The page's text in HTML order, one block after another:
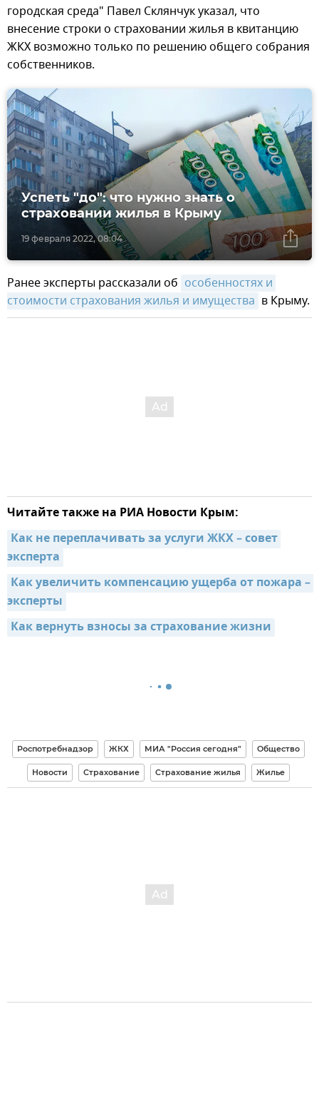
городская среда" Павел Склянчук указал, что
внесение строки о страховании жилья в квитанцию
ЖКХ возможно только по решению общего собрания
собственников.
19 февраля 2022, 08:04
Успеть "до": что нужно знать о
страховании жилья в Крыму
Ранее эксперты рассказали об особенностях и
стоимости страхования жилья и имущества в Крыму.
Читайте также на РИА Новости Крым:
Как не переплачивать за услуги ЖКХ – совет
эксперта
Как увеличить компенсацию ущерба от пожара –
эксперты
Как вернуть взносы за страхование жизни
Роспотребнадзор ЖКХ МИА "Россия сегодня" Общество
Новости Страхование Страхование жилья Жилье